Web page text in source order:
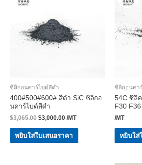
ซิลิกอนคาร์ไบด์สีดำ
400#500#600# สีดำ SiC ซิลิกอ
นคาร์ไบด์สีดำ
$3,065.00 $3,000.00 /MT
หยิบใส่ใบเสนอราคา
ซิลิกอนคา
54C ซิลิ
F30 F36
/MT
หยิบใส่